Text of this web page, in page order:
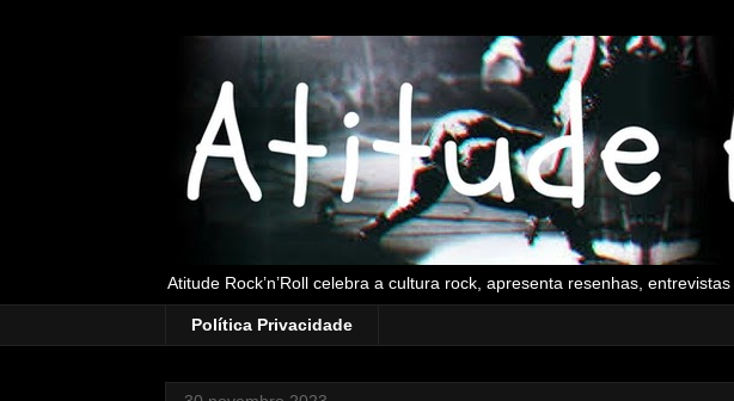
Atitude Rock’n’Roll celebra a cultura rock, apresenta resenhas,
Política Privacidade